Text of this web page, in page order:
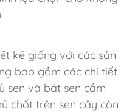
kế giống với các sản
bao gồm các chi tiết
sen và bát sen cầm
chốt trên sen cây còn